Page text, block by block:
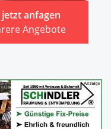
anfagen
Angebote